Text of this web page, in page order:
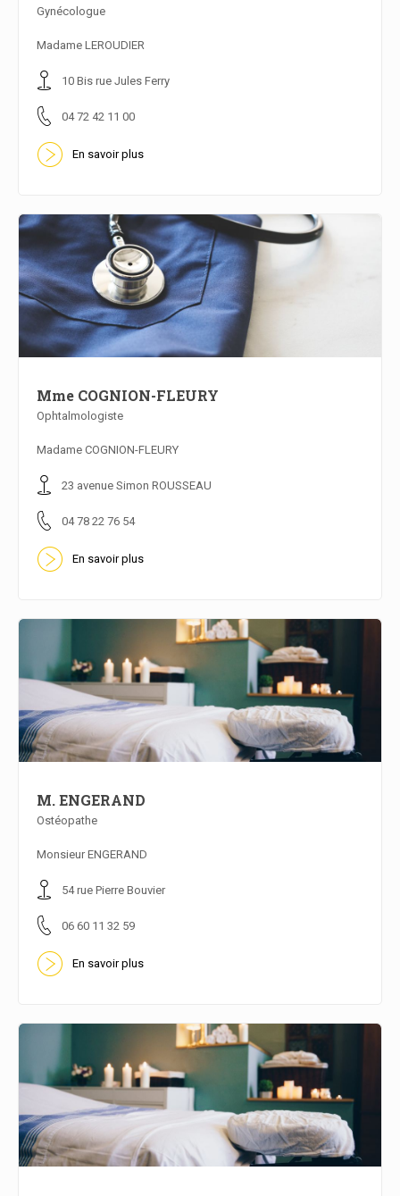
Gynécologue
Madame LEROUDIER
10 Bis rue Jules Ferry
04 72 42 11 00
En savoir plus
En savoir plus
Mme COGNION-FLEURY
Ophtalmologiste
Madame COGNION-FLEURY
23 avenue Simon ROUSSEAU
04 78 22 76 54
En savoir plus
M. ENGERAND
Ostéopathe
Monsieur ENGERAND
54 rue Pierre Bouvier
06 60 11 32 59
En savoir plus